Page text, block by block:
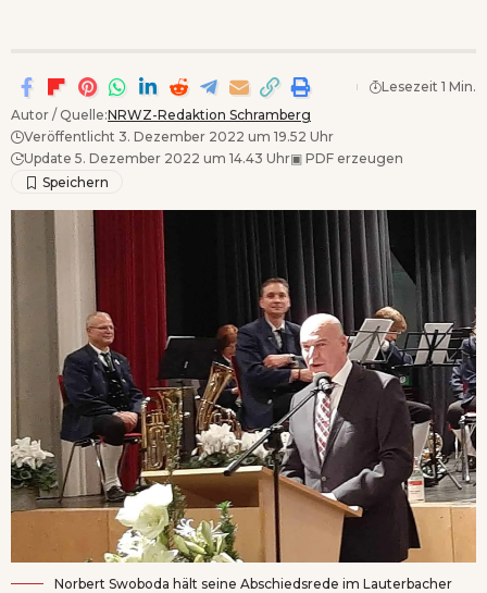
Autor / Quelle:NRWZ-Redaktion Schramberg
Veröffentlicht 3. Dezember 2022 um 19.52 Uhr
Update 5. Dezember 2022 um 14.43 Uhr▣ PDF erzeugen
Lesezeit 1 Min.
Norbert Swoboda hält seine Abschiedsrede im Lauterbacher